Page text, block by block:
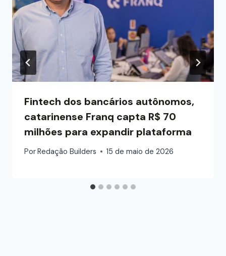
Fintech dos bancários autônomos,
catarinense Franq capta R$ 70
milhões para expandir plataforma
PorRedação Builders 15 de maio de 2026